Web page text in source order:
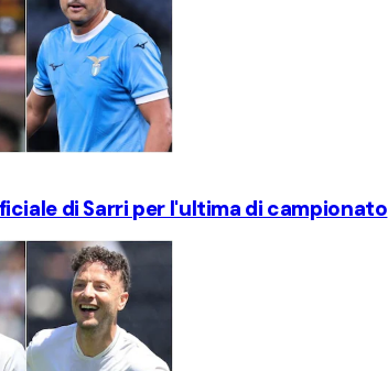
di Sarri per l'ultima di campionato